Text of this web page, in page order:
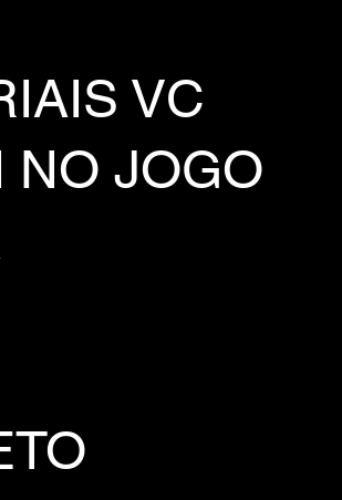
VC
NO JOGO